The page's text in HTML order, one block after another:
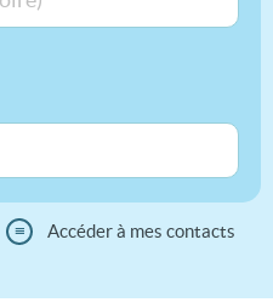
≡ Accéder à mes contacts